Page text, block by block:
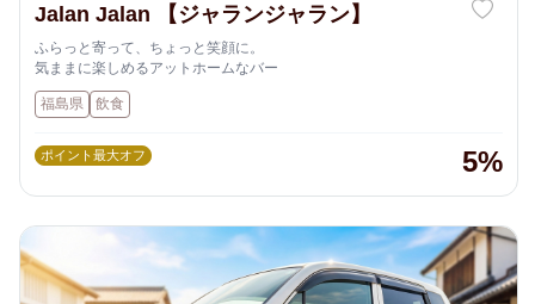
Jalan Jalan 【ジャランジャラン】
ふらっと寄って、ちょっと笑顔に。
気ままに楽しめるアットホームなバー
福島県 飲食
ポイント最大オフ 5%